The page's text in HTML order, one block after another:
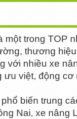
một trong TOP
thương
với nhiều xe
việt, động cơ
biến trung
Nai, xe nâng